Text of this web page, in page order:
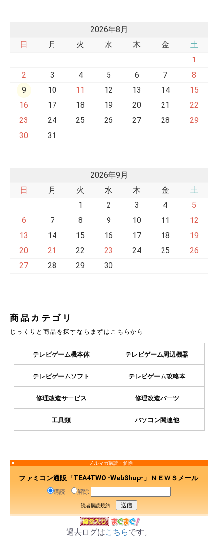
2026年8月
日
月 火 水 木 金
土
1
2
3 4 5 6 7
8
9
10 11 12 13 14
15
16
17 18 19 20 21
22
23
24 25 26 27 28
29
30
31
2026年9月
日
月 火 水 木 金
土
1
2 3 4
5
6
7 8 9 10 11
12
13
14 15 16 17 18
19
20
21 22 23 24 25
26
27
28 29 30
商品カテゴリ
じっくりと商品を探すならまずはこちらから
テレビゲーム機本体 テレビゲーム周辺機器
テレビゲームソフト テレビゲーム攻略本
修理改造サービス 修理改造パーツ
工具類 パソコン関連他
メルマガ購読・解除
ファミコン通販「TEA4TWO -WebShop-」ＮＥＷＳメール
購読 解除
読者購読規約
過去ログはこちらです。